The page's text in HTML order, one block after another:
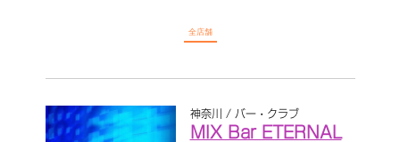
全店舗
神奈川 / バー・クラブ
MIX Bar ETERNAL